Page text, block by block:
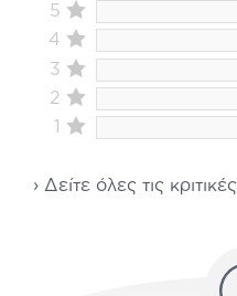
5
4
3
2
1
› Δείτε όλες τις